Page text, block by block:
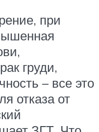
при
груди,
– все это
отказа от